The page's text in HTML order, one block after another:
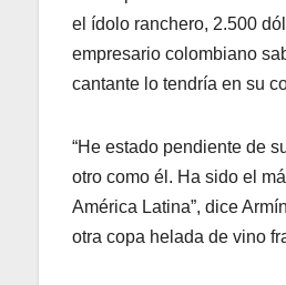
el ídolo ranchero, 2.500
empresario colombiano
cantante lo tendría en su
“He estado pendiente de
otro como él. Ha sido el
América Latina”, dice
otra copa helada de vino